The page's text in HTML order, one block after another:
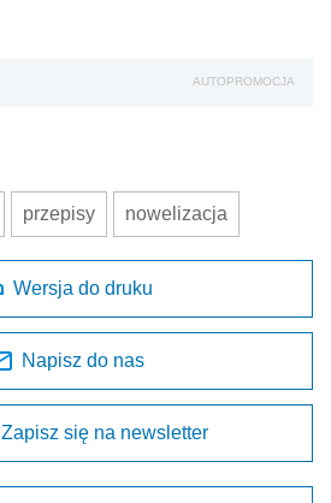
AUTOPROMOCJA
przepisy nowelizacja
Wersja do druku
Napisz do nas
Zapisz się na newsletter